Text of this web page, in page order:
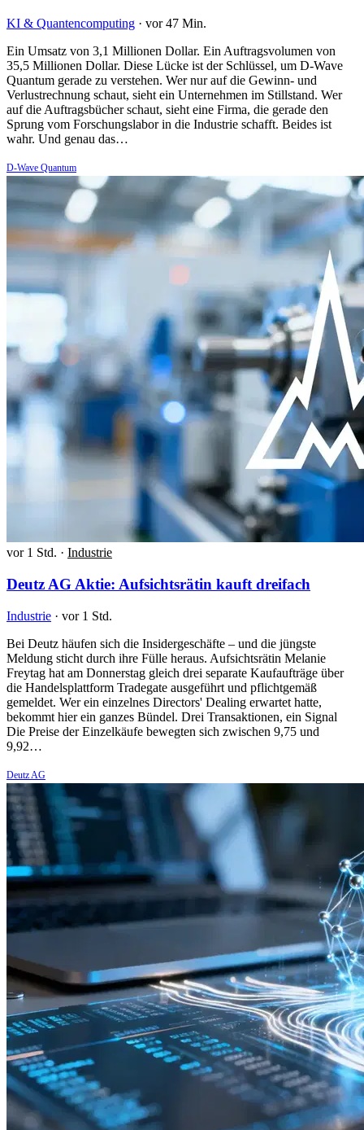
KI & Quantencomputing · vor 47 Min.
Ein Umsatz von 3,1 Millionen Dollar. Ein Auftragsvolumen von
35,5 Millionen Dollar. Diese Lücke ist der Schlüssel, um D-Wave
Quantum gerade zu verstehen. Wer nur auf die Gewinn- und
Verlustrechnung schaut, sieht ein Unternehmen im Stillstand. Wer
auf die Auftragsbücher schaut, sieht eine Firma, die gerade den
Sprung vom Forschungslabor in die Industrie schafft. Beides ist
wahr. Und genau das…
D-Wave Quantum
vor 1 Std. · Industrie
Deutz AG Aktie: Aufsichtsrätin kauft dreifach
Industrie · vor 1 Std.
Bei Deutz häufen sich die Insidergeschäfte – und die jüngste
Meldung sticht durch ihre Fülle heraus. Aufsichtsrätin Melanie
Freytag hat am Donnerstag gleich drei separate Kaufaufträge über
die Handelsplattform Tradegate ausgeführt und pflichtgemäß
gemeldet. Wer ein einzelnes Directors' Dealing erwartet hatte,
bekommt hier ein ganzes Bündel. Drei Transaktionen, ein Signal
Die Preise der Einzelkäufe bewegten sich zwischen 9,75 und
9,92…
Deutz AG